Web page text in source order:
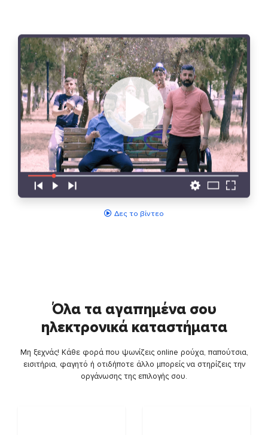
Δες το βίντεο
Όλα τα αγαπημένα σου
ηλεκτρονικά καταστήματα
Μη ξεχνάς! Κάθε φορά που ψωνίζεις online ρούχα, παπούτσια,
εισιτήρια, φαγητό ή οτιδήποτε άλλο μπορείς να στηρίζεις την
οργάνωσης της επιλογής σου.